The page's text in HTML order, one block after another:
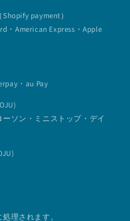
payment）
・American Express・Apple
・au Pay
ソン・ミニストップ・デイ
理されます。